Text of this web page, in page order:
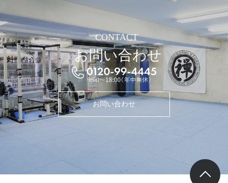
CONTACT
お問い合わせ
お問い合わせ